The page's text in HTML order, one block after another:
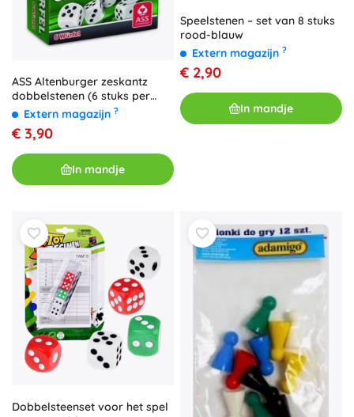
ASS Altenburger zeskantz
dobbelstenen (6 stuks per
verpakking)
Extern magazijn ?
€ 3,90
In mandje
Speelstenen – set van 8 stuks
rood-blauw
Extern magazijn ?
€ 2,90
In mandje
Dobbelsteenset voor het spel